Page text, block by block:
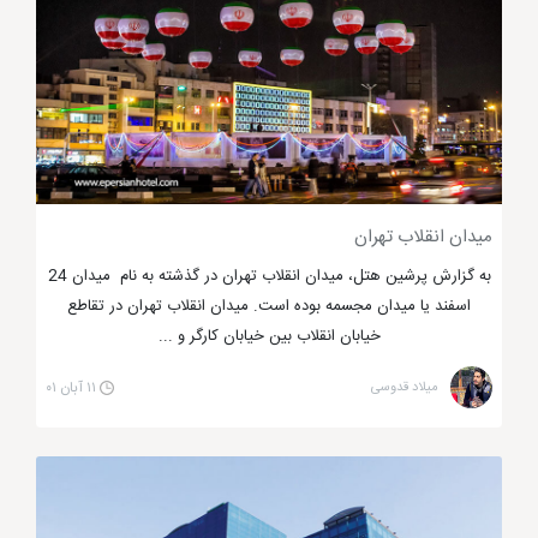
لذت خرید با چشم اندازی شگفت انگیز
مرکز خرید بام لند تخران دارای 2 فضای سرپوشیده و روباز
ال سی وایکیکی، گوچی و ... را مشاهده خواهید کرد که
مسلما خرید از چنین بازاری جیب پرپولی می خواهد. اگر
میدان انقلاب تهران
به گزارش پرشین هتل، میدان انقلاب تهران در گذشته به نام میدان 24
اسفند یا میدان مجسمه بوده است. میدان انقلاب تهران در تقاطع
خیابان انقلاب بین خیابان کارگر و ...
میلاد قدوسی ۱۱ آبان ۰۱